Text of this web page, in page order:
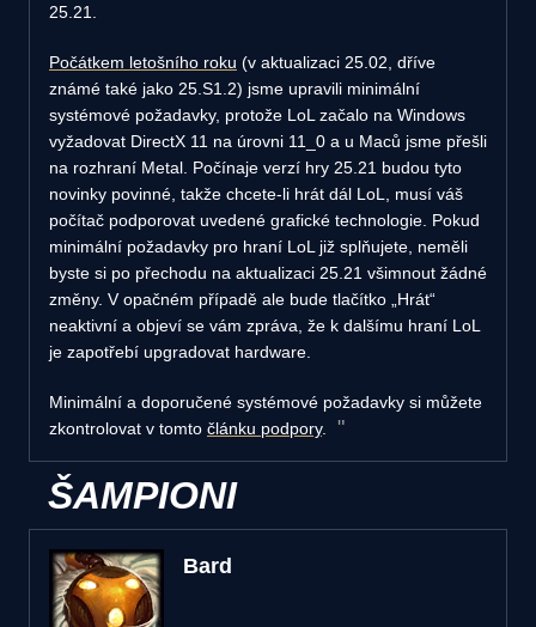
25.21.
Počátkem letošního roku (v aktualizaci 25.02, dříve
známé také jako 25.S1.2) jsme upravili minimální
systémové požadavky, protože LoL začalo na Windows
vyžadovat DirectX 11 na úrovni 11_0 a u Maců jsme přešli
na rozhraní Metal. Počínaje verzí hry 25.21 budou tyto
novinky povinné, takže chcete-li hrát dál LoL, musí váš
počítač podporovat uvedené grafické technologie. Pokud
minimální požadavky pro hraní LoL již splňujete, neměli
byste si po přechodu na aktualizaci 25.21 všimnout žádné
změny. V opačném případě ale bude tlačítko „Hrát“
neaktivní a objeví se vám zpráva, že k dalšímu hraní LoL
je zapotřebí upgradovat hardware.
Minimální a doporučené systémové požadavky si můžete
zkontrolovat v tomto článku podpory.
ŠAMPIONI
Bard